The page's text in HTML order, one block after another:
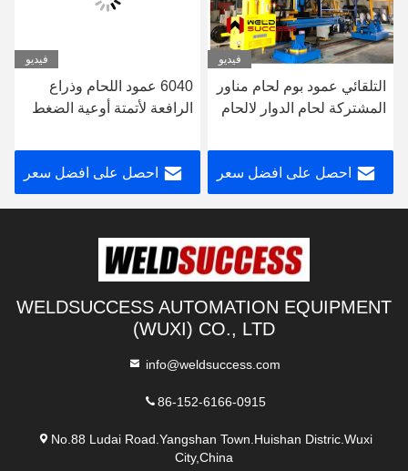
فيديو
التلقائي عمود بوم لحام مناور
المشتركة لحام الدوار لالحام
احصل على افضل سعر
فيديو
6040 عمود اللحام وذراع
الرافعة لأتمتة أوعية الضغط
احصل على افضل سعر
WELDSUCCESS AUTOMATION EQUIPMENT
(WUXI) CO., LTD
info@weldsuccess.com
86-152-6166-0915
No.88 Ludai Road.Yangshan Town.Huishan Distric.Wuxi
City,China